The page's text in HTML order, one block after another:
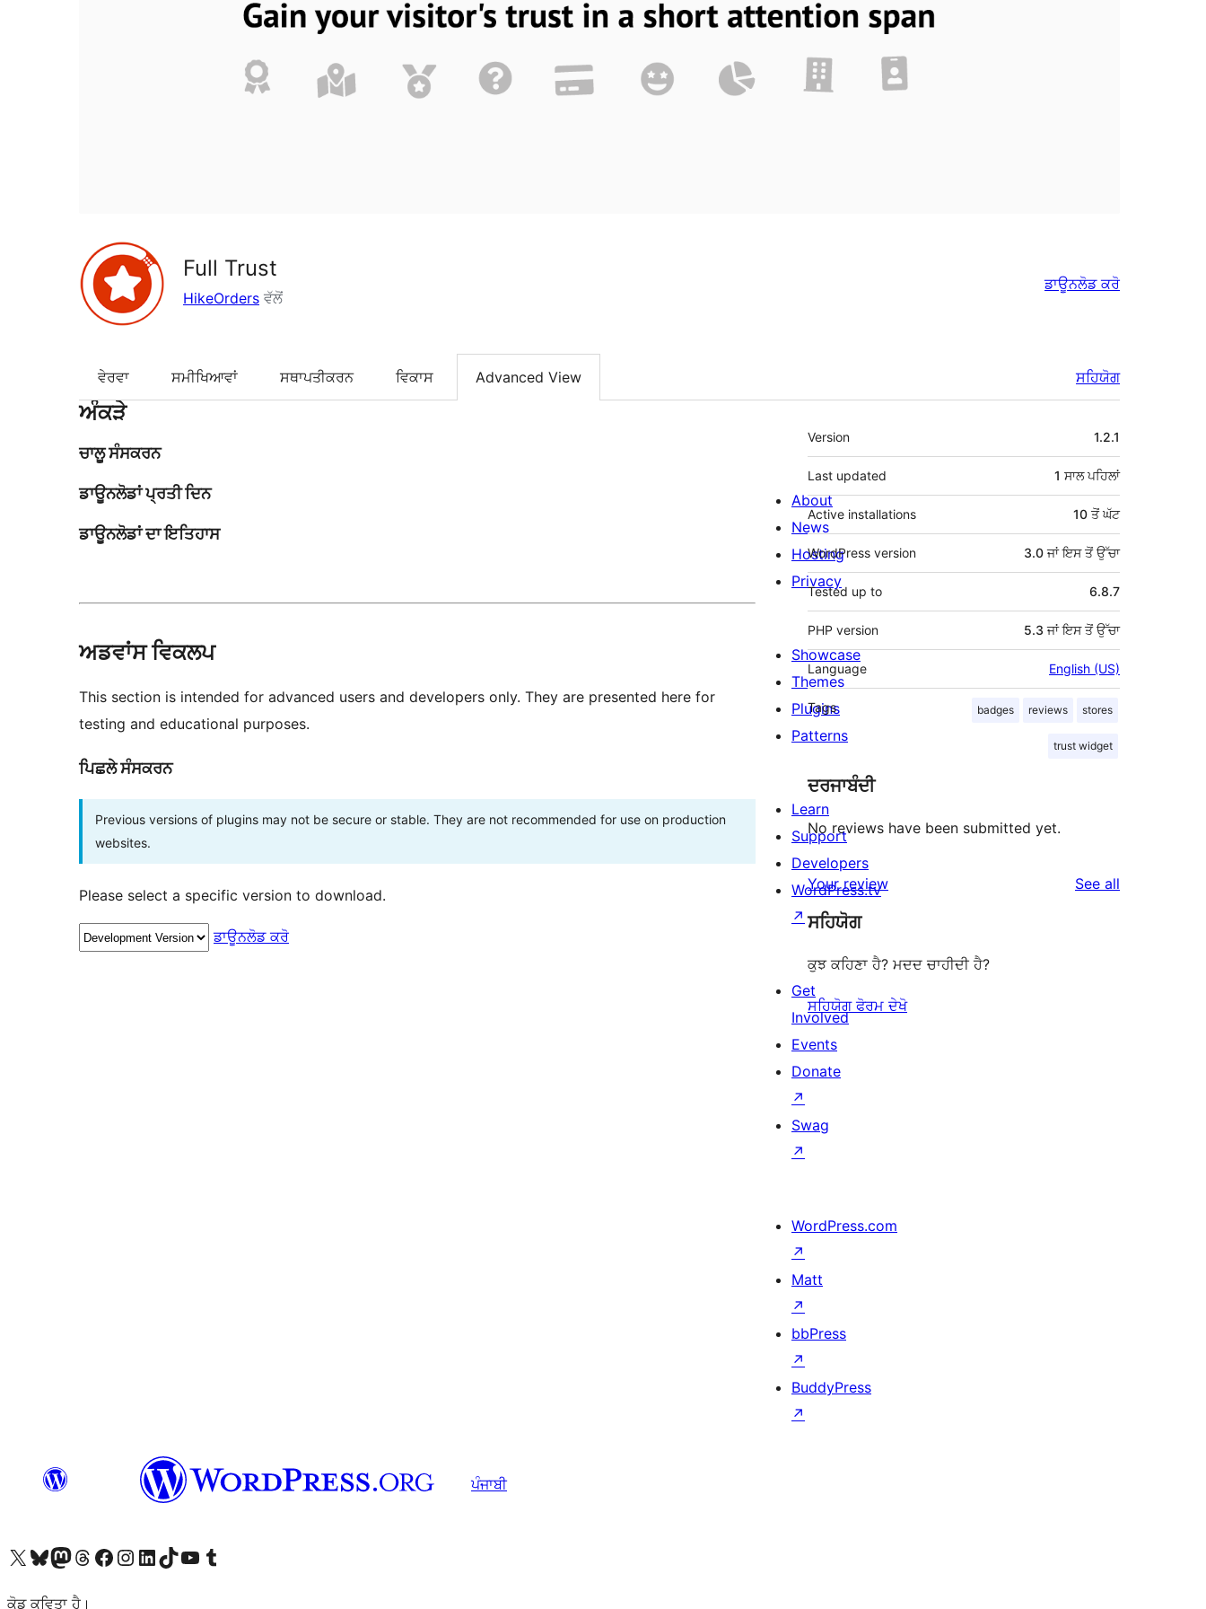
Full Trust
HikeOrders ਵੱਲੋਂ
ਡਾਊਨਲੋਡ ਕਰੋ
ਵੇਰਵਾ ਸਮੀਖਿਆਵਾਂ ਸਥਾਪਤੀਕਰਨ ਵਿਕਾਸ Advanced View ਸਹਿਯੋਗ
ਅੰਕੜੇ
ਚਾਲੂ ਸੰਸਕਰਨ
ਡਾਊਨਲੋਡਾਂ ਪ੍ਰਤੀ ਦਿਨ
ਡਾਊਨਲੋਡਾਂ ਦਾ ਇਤਿਹਾਸ
ਅਡਵਾਂਸ ਵਿਕਲਪ
This section is intended for advanced users and developers only. They are presented here for
testing and educational purposes.
ਪਿਛਲੇ ਸੰਸਕਰਨ
Previous versions of plugins may not be secure or stable. They are not recommended for use on production
websites.
Please select a specific version to download.
ਡਾਊਨਲੋਡ ਕਰੋ
ਮੈਟਾ
Version 1.2.1
Last updated 1 ਸਾਲਪਹਿਲਾਂ
Active installations 10 ਤੋਂ ਘੱਟ
WordPress version 3.0 ਜਾਂ ਇਸ ਤੋਂ ਉੱਚਾ
Tested up to 6.8.7
PHP version 5.3 ਜਾਂ ਇਸ ਤੋਂ ਉੱਚਾ
Language English (US)
Tags badges reviews stores
trust widget
ਦਰਜਾਬੰਦੀ
No reviews have been submitted yet.
Your review See all
ਸਹਿਯੋਗ
ਕੁਝ ਕਹਿਣਾ ਹੈ? ਮਦਦ ਚਾਹੀਦੀ ਹੈ?
ਸਹਿਯੋਗ ਫੋਰਮ ਦੇਖੋ
About
News
Hosting
Privacy
Showcase
Themes
Plugins
Patterns
Learn
Support
Developers
WordPress.tv
↗
Get
Involved
Events
Donate
↗
Swag
↗
WordPress.com
↗
Matt
↗
bbPress
↗
BuddyPress
↗
ਪੰਜਾਬੀ
Visit our X (formerly Twitter) account
Visit our Bluesky account
Visit our Mastodon account
Visit our Threads account
Visit our Facebook page
Visit our Instagram account
Visit our LinkedIn account
Visit our TikTok account
Visit our YouTube channel
Visit our Tumblr account
ਕੋਡ ਕਵਿਤਾ ਹੈ।